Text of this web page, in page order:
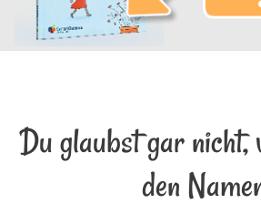
Du glaubst gar nicht,
den